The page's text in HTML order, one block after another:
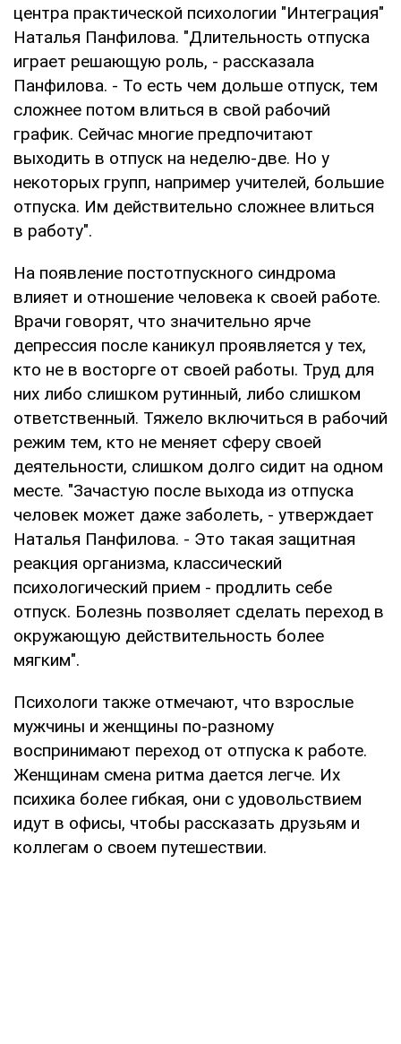
центра практической психологии "Интеграция"
Наталья Панфилова. "Длительность отпуска
играет решающую роль, - рассказала
Панфилова. - То есть чем дольше отпуск, тем
сложнее потом влиться в свой рабочий
график. Сейчас многие предпочитают
выходить в отпуск на неделю-две. Но у
некоторых групп, например учителей, большие
отпуска. Им действительно сложнее влиться
в работу".
На появление постотпускного синдрома
влияет и отношение человека к своей работе.
Врачи говорят, что значительно ярче
депрессия после каникул проявляется у тех,
кто не в восторге от своей работы. Труд для
них либо слишком рутинный, либо слишком
ответственный. Тяжело включиться в рабочий
режим тем, кто не меняет сферу своей
деятельности, слишком долго сидит на одном
месте. "Зачастую после выхода из отпуска
человек может даже заболеть, - утверждает
Наталья Панфилова. - Это такая защитная
реакция организма, классический
психологический прием - продлить себе
отпуск. Болезнь позволяет сделать переход в
окружающую действительность более
мягким".
Психологи также отмечают, что взрослые
мужчины и женщины по-разному
воспринимают переход от отпуска к работе.
Женщинам смена ритма дается легче. Их
психика более гибкая, они с удовольствием
идут в офисы, чтобы рассказать друзьям и
коллегам о своем путешествии.